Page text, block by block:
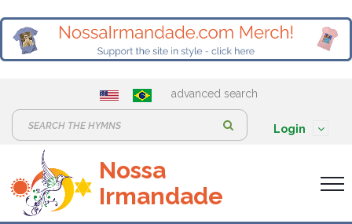
advanced search
e
a
r
Login
Nossa
Irmandade